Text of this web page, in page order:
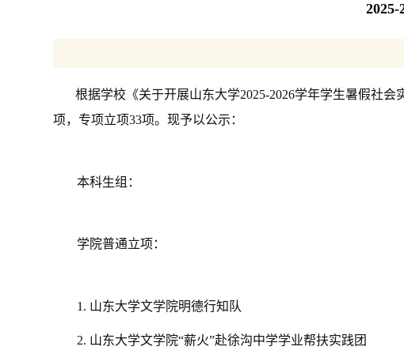
根据学校《关于开展山东大学2025-2026学年学生暑假社
项，专项立项33项。现予以公示：
本科生组：
学院普通立项：
1. 山东大学文学院明德行知队
2. 山东大学文学院“薪火”赴徐沟中学学业帮扶实践团